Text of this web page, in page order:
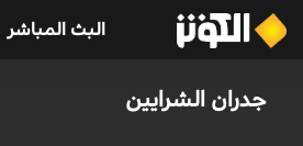
البث المباشر
جدران الشرايين